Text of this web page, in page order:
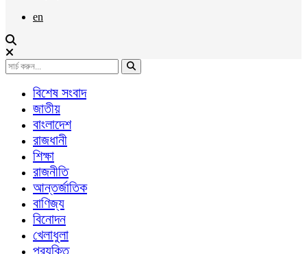
en
বিশেষ সংবাদ
জাতীয়
বাংলাদেশ
রাজধানী
শিক্ষা
রাজনীতি
আন্তর্জাতিক
বাণিজ্য
বিনোদন
খেলাধুলা
প্রযুক্তি